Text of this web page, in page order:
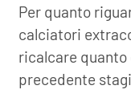
Per quanto
calciatori
ricalcare
precedente